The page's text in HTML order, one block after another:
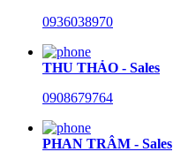
0936038970
THU THẢO - Sales
0908679764
PHAN TRÂM - Sales